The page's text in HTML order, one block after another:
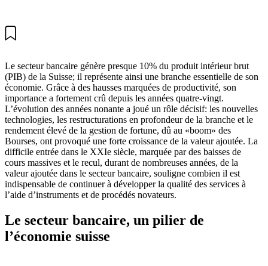
Le secteur bancaire génère presque 10% du produit intérieur brut
(PIB) de la Suisse; il représente ainsi une branche essentielle de son
économie. Grâce à des hausses marquées de productivité, son
importance a fortement crû depuis les années quatre-vingt.
L’évolution des années nonante a joué un rôle décisif: les nouvelles
technologies, les restructurations en profondeur de la branche et le
rendement élevé de la gestion de fortune, dû au «boom» des
Bourses, ont provoqué une forte croissance de la valeur ajoutée. La
difficile entrée dans le XXIe siècle, marquée par des baisses de
cours massives et le recul, durant de nombreuses années, de la
valeur ajoutée dans le secteur bancaire, souligne combien il est
indispensable de continuer à développer la qualité des services à
l’aide d’instruments et de procédés novateurs.
Le secteur bancaire, un pilier de
l’économie suisse